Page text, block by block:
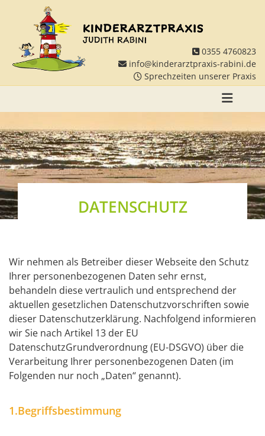
Zum Inhalt springen
 0355 4760823
 info@kinderarztpraxis-rabini.de
 Sprechzeiten unserer Praxis
DATENSCHUTZ
Wir nehmen als Betreiber dieser Webseite den Schutz
Ihrer personenbezogenen Daten sehr ernst,
behandeln diese vertraulich und entsprechend der
aktuellen gesetzlichen Datenschutzvorschriften sowie
dieser Datenschutzerklärung. Nachfolgend informieren
wir Sie nach Artikel 13 der EU
DatenschutzGrundverordnung (EU-DSGVO) über die
Verarbeitung Ihrer personenbezogenen Daten (im
Folgenden nur noch „Daten“ genannt).
1.Begriffsbestimmung